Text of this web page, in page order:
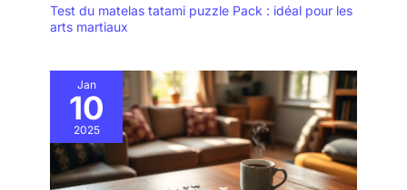
Test du matelas tatami puzzle Pack : idéal pour les
arts martiaux
Jan
10
2025